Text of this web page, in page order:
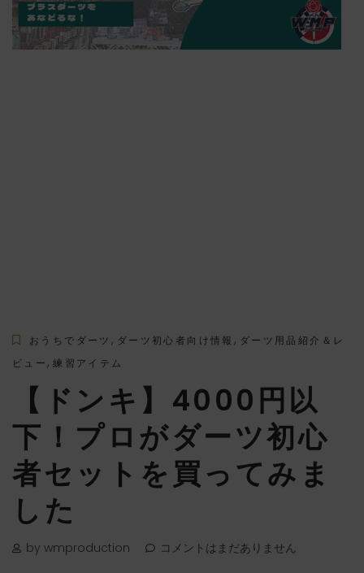
おうちでダーツ , ダーツ初心者向け情報 , ダーツ用品紹介＆レ
ビュー,練習アイテム
【ドンキ】4000円以
下！プロがダーツ初心
者セットを買ってみま
した
by wmproduction コメントはまだありません